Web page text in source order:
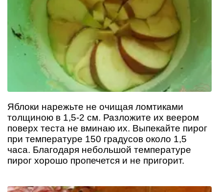
Яблоки нарежьте не очищая ломтиками
толщиною в 1,5-2 см. Разложите их веером
поверх теста не вминаю их. Выпекайте пирог
при температуре 150 градусов около 1,5
часа. Благодаря небольшой температуре
пирог хорошо пропечется и не пригорит.